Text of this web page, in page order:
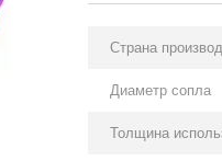
Страна
Диаметр сопла
Толщина